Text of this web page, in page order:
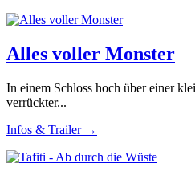
Alles voller Monster
In einem Schloss hoch über einer
verrückter...
Infos & Trailer →